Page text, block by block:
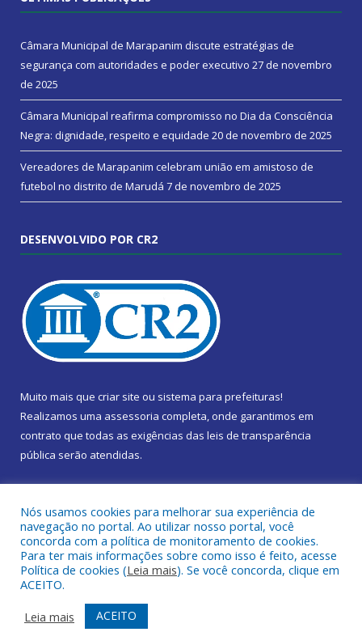
Câmara Municipal de Marapanim discute estratégias de
segurança com autoridades e poder executivo 27 de novembro
de 2025
Câmara Municipal reafirma compromisso no Dia da Consciência
Negra: dignidade, respeito e equidade 20 de novembro de 2025
Vereadores de Marapanim celebram união em amistoso de
futebol no distrito de Marudá 7 de novembro de 2025
DESENVOLVIDO POR CR2
Muito mais que criar site ou sistema para prefeituras!
Realizamos uma assessoria completa, onde garantimos em
contrato que todas as exigências das leis de transparência
pública serão atendidas.
Todos os direitos reservados a Câmara Municipal de Marapanim.
Mapa do Site
Acessar Área Administrativa
Nós usamos cookies para melhorar sua experiência de
navegação no portal. Ao utilizar nosso portal, você
concorda com a política de monitoramento de cookies.
Para ter mais informações sobre como isso é feito, acesse
Política de cookies (Leia mais). Se você concorda, clique em
ACEITO.
Leia mais
ACEITO